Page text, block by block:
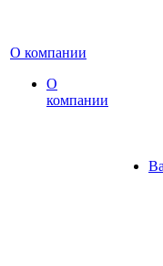
О компании
О
компании